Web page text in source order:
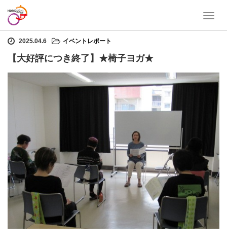
T
n
i
o
n
ホーム
2025.04.6 イベントレポート
【大好評につき終了】★椅子ヨガ★